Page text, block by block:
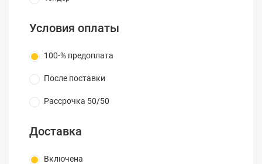
Условия оплаты
100-% предоплата
После поставки
Рассрочка 50/50
Доставка
Включена